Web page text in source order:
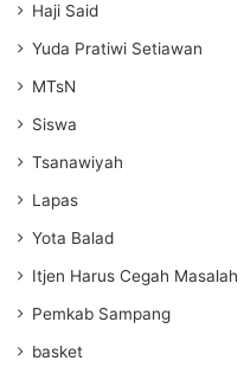
Haji Said
Yuda Pratiwi Setiawan
MTsN
Siswa
Tsanawiyah
Lapas
Yota Balad
Itjen Harus Cegah Masalah
Pemkab Sampang
basket